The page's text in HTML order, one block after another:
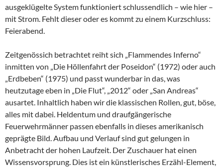
ausgeklügelte System funktioniert schlussendlich – wie hier –
mit Strom. Fehlt dieser oder es kommt zu einem Kurzschluss:
Feierabend.
Zeitgenössich betrachtet reiht sich „Flammendes Inferno“
inmitten von „Die Höllenfahrt der Poseidon“ (1972) oder auch
„Erdbeben“ (1975) und passt wunderbar in das, was
heutzutage eben in „Die Flut“, „2012“ oder „San Andreas“
ausartet. Inhaltlich haben wir die klassischen Rollen, gut, böse,
alles mit dabei. Heldentum und draufgängerische
Feuerwehrmänner passen ebenfalls in dieses amerikanisch
geprägte Bild. Aufbau und Verlauf sind gut gelungen in
Anbetracht der hohen Laufzeit. Der Zuschauer hat einen
Wissensvorsprung. Dies ist ein künstlerisches Erzähl-Element,